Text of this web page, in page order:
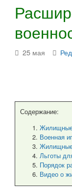
25 мая
Содержание:
Военная
Льготы
Порядок
Видео о